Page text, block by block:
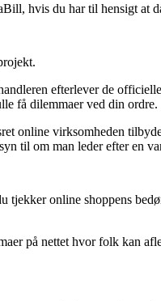
hvis du har til hensigt at
efterlever de
få dilemmaer ved din ordre.
online virksomheden
til om man leder efter en
tjekker online shoppens
på nettet hvor folk kan